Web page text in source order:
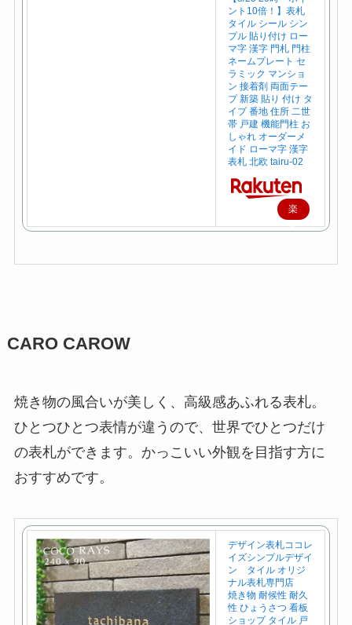
ント10倍！】表札
タイル シール シン
プル 貼り付け ロー
マ字 漢字 門札 門柱
ネームプレート セ
ラミック マンショ
ン 接着剤 両面テー
プ 新築 貼り 付け タ
イプ 番地 住所 二世
帯 戸建 機能門柱 お
しゃれ オーダーメ
イド ローマ字 漢字
表札 北欧 tairu-02
楽
天
CARO CAROW
焼き物の風合いが美しく、高級感あふれる表札。
ひとつひとつ表情が違うので、世界でひとつだけ
の表札ができます。かっこいい外観を目指す方に
おすすめです。
デザイン表札ココレ
イズシンプルデザイ
ン タイル オリジ
ナル表札専門店
焼き物 耐候性 耐久
性 ひょうさつ 看板
ショップ タイル 戸